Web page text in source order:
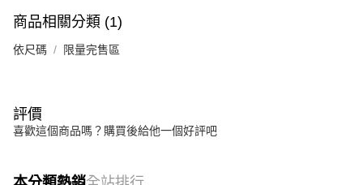
商品相關分類 (1)
依尺碼 限量完售區
評價
喜歡這個商品嗎？購買後給他一個好評吧